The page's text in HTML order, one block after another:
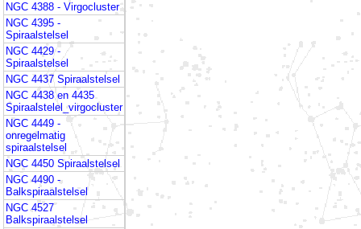
NGC 4388 - Virgocluster
NGC 4395 -
Spiraalstelsel
NGC 4429 -
Spiraalstelsel
NGC 4437 Spiraalstelsel
NGC 4438 en 4435
Spiraalstelel_virgocluster
NGC 4449 -
onregelmatig
spiraalstelsel
NGC 4450 Spiraalstelsel
NGC 4490 -
Balkspiraalstelsel
NGC 4527
Balkspiraalstelsel